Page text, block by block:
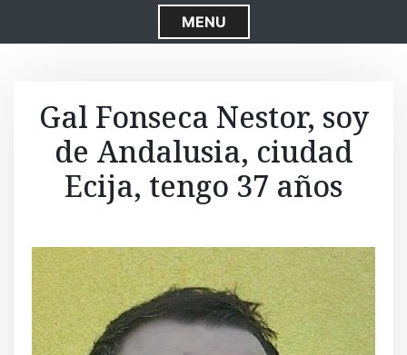
S
k
o
o
n
t
n
t
MENU
Gal Fonseca Nestor, soy
de Andalusia, ciudad
Ecija, tengo 37 años